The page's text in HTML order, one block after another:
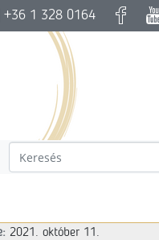
| +36 1 328 0164
2021. október 11.